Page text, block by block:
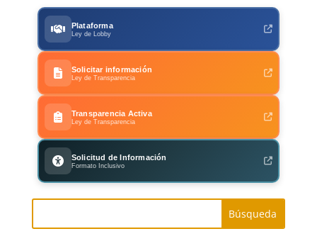
Plataforma
Ley de Lobby
Solicitar información
Ley de Transparencia
Transparencia Activa
Ley de Transparencia
Solicitud de Información
Formato Inclusivo